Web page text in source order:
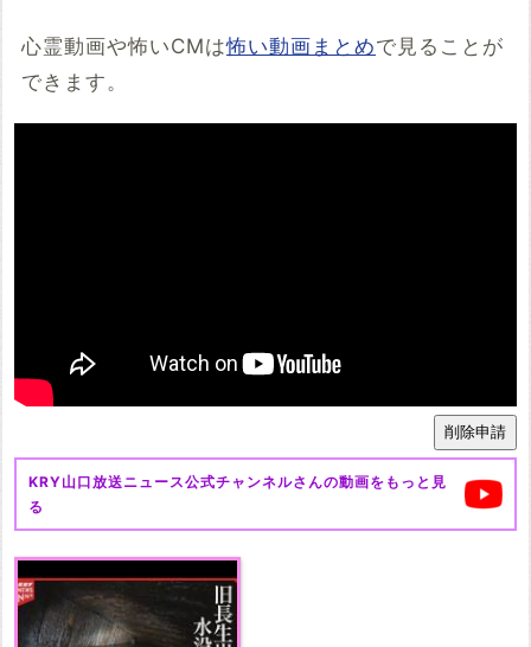
心霊動画や怖いCMは怖い動画まとめで見ることが
できます。
KRY山口放送ニュース公式チャンネルさんの動画をもっと見
る